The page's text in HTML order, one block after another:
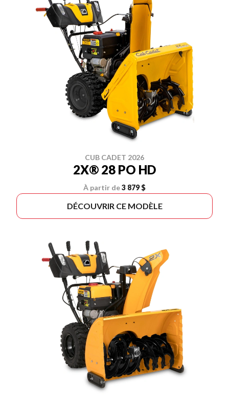
CUB CADET 2026
2X® 28 PO HD
À partir de3 879 $
DÉCOUVRIR CE MODÈLE